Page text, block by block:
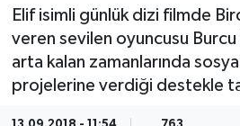
Elif isimli günlük dizi filmde
veren sevilen oyuncusu
arta kalan zamanlarında
projelerine verdiği destekle
GÖKTÜRK
GÜNDEM